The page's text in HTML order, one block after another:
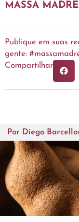
MASSA
Publique em suas
gente:
Compartilhar
Por Diego